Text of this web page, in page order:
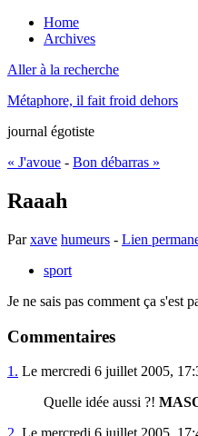
Home
Archives
Aller à la recherche
Métaphore, il fait froid dehors
journal égotiste
« J'avoue - Bon débarras »
Raaah
Parxave humeurs - Lien
sport
Je ne sais pas comment ça s'est
Commentaires
1. Le mercredi 6 juillet 2005,
Quelle idée aussi ?!